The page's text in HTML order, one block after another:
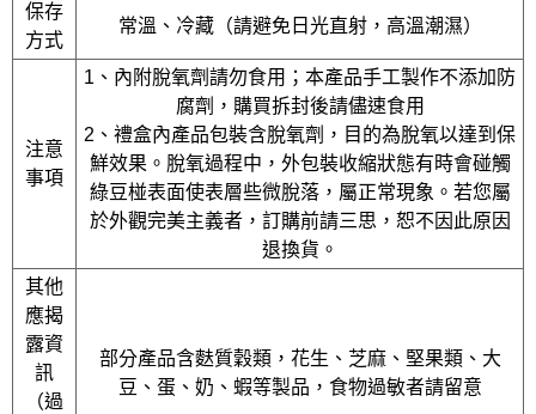
保存
方式
常溫、冷藏（請避免日光直射，高溫潮濕）
注意
事項
1、內附脫氧劑請勿食用；本產品手工製作不添加防
腐劑，購買拆封後請儘速食用
2、禮盒內產品包裝含脫氧劑，目的為脫氧以達到保
鮮效果。脫氧過程中，外包裝收縮狀態有時會碰觸
綠豆椪表面使表層些微脫落，屬正常現象。若您屬
於外觀完美主義者，訂購前請三思，恕不因此原因
退換貨。
其他
應揭
露資
訊
（過
部分產品含麩質穀類，花生、芝麻、堅果類、大
豆、蛋、奶、蝦等製品，食物過敏者請留意